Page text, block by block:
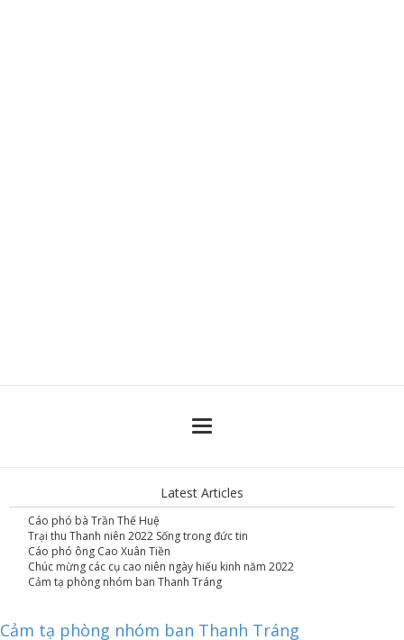
Latest Articles
Cáo phó bà Trần Thế Huệ
Trại thu Thanh niên 2022 Sống trong đức tin
Cáo phó ông Cao Xuân Tiền
Chúc mừng các cụ cao niên ngày hiếu kinh năm 2022
Cảm tạ phòng nhóm ban Thanh Tráng
Cảm tạ phòng nhóm ban Thanh Tráng